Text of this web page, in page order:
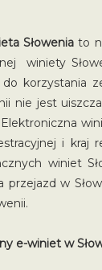
Słowenia to
winiety
korzystania
nie jest
i kraj
winiet
przejazd w
e-winiet w